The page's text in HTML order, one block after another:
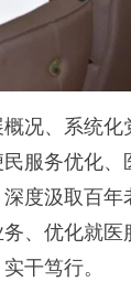
、系统化
服务优化
度汲取百
、优化就
干笃行。